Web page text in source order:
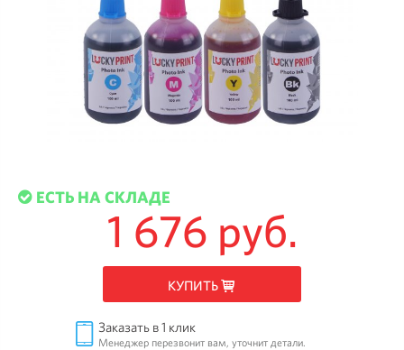
ЕСТЬ НА СКЛАДЕ
1 676 руб.
КУПИТЬ
Заказать в 1 клик
Менеджер перезвонит вам, уточнит детали.